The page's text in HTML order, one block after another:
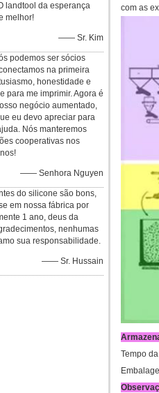
landtool da esperança
melhor!
—— Sr. Kim
podemos ser sócios
na primeira
honestidade e
para me imprimir. Agora é
negócio aumentado,
eu devo apreciar para
Nós manteremos
cooperativas nos
—— Senhora Nguyen
do silicone são bons,
em nossa fábrica por
1 ano, deus da
nenhumas
sua responsabilidade.
—— Sr. Hussain
com as
Tempo